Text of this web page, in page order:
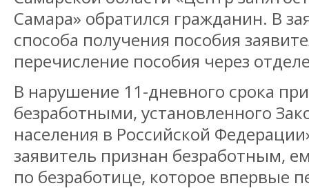
Самара» обратился гражданин. В
способа получения пособия
перечисление пособия через
В нарушение 11-дневного срока
безработными, установленного
населения в Российской
заявитель признан безработным,
по безработице, которое впервые